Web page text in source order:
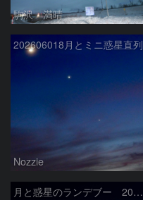
駒沢 満晴
202606018月とミニ惑星直列
Nozzie
月と惑星のランデブー 2026/06/19